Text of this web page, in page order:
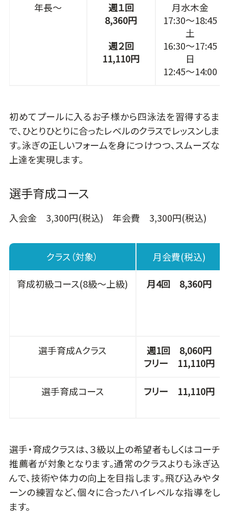
年長～
週１回
8,360円
週２回
11,110円
月水木金
17:30～18:45
土
16:30～17:45
日
12:45～14:00
初めてプールに入るお子様から四泳法を習得するま
で、ひとりひとりに合ったレベルのクラスでレッスンしま
す。泳ぎの正しいフォームを身につけつつ、スムーズな
上達を実現します。
選手育成コース
入会金 3,300円(税込) 年会費 3,300円(税込)
クラス（対象） 月会費(税込)
育成初級コース(8級～上級) 月4回 8,360円
選手育成Ａクラス
週1回 8,060円
フリー 11,110円
選手育成コース フリー 11,110円
選手・育成クラスは、３級以上の希望者もしくはコーチ
推薦者が対象となります。通常のクラスよりも泳ぎ込
んで、技術や体力の向上を目指します。飛び込みやタ
ーンの練習など、個々に合ったハイレベルな指導をし
ます。